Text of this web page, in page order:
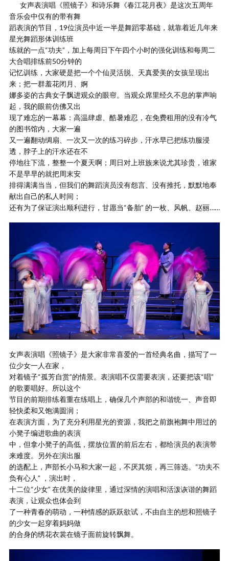
女声表演唱《照镜子》和诗乐舞《春江花月夜》是这次五周年
音乐会中仅有的带有舞
蹈表演的节目，19位演员中近一半是舞蹈零基础，就靠着近几年来
星光舞蹈形体训练班
练就的一点“功夫”，加上每周日下午四个小时的强化训练和每周二
大合唱排练前50分钟的
记忆训练，大家硬是把一个个仙灵活脱、天真爱美的女孩呈现出
来；把一群羞花闭月、婀
娜多姿的古典女子飘进观众的眼帘。当观众席里经久不息的掌声响
起，我的眼前仿佛又出
现了难忘的一幕幕：高温肆虐、酷暑难忍，在免费租用的没有冷气
的图书馆内，大家一遍
又一遍翻动绸扇、一次又一次的练习碎步，汗水早已把练功服浸
透，脖子上的汗水还在不
停地往下流，整整一个夏天啊；周日对上班族来说尤其珍贵，谁家
不是早早的就把周末安
排得满满当当，但我们的舞蹈演员没有怨言、没有推托，默默地奉
献出自己的私人时间；
还有为了保证演出顺利进行，甘愿当“备胎” 的一枚、风帆、赵丽……
女声表演唱《照镜子》是大家非常喜爱的一首经典名曲，描写了一
位少女一人在家，
对着镜子“孤芳自赏”的情景。表演唱不仅需要表演，还要把该“唱”
的歌要唱好。所以这个
节目的前期排练着重在练唱上，确保几个声部的和谐统一、声音即
轻快柔和又饱满圆润；
在表演方面，为了充分利用星光的资源，我把之前旗袍舞中用过的
小凳子编进歌曲的表演
中，但拿小凳子的高低，摆放位置的前后左右，都给演员的表演带
来难度。另外在演出服
的选配上，声部长小马和大家一起，不厌其烦，再三筛选。“功夫不
负有心人” ，演出时，
十二位“少女” 在优美的旋律里，通过深情的演唱和活泼诙谐的舞蹈
表演，让观众也体会到
了一种青春的萌动，一种情感的跃跃欲试，不由自主的想和照镜子
的少女一起穿着妈妈做
的合身的绣花衣裳在镜子面前旋转飘舞。